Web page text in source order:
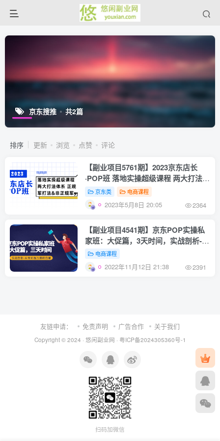
京东搜推 共2篇
排序 更新 浏览 点赞 评论
【副业项目5761期】2023京东店长
·POP班 落地实操超级课程 两大打法体
系 正规军&非正规军
京东类 电商课程
2023年5月8日 20:05 2364
【副业项目4541期】京东POP实操私
家班：大促篇，3天时间，实战剖析-从
零到百万爆款店铺
电商课程
2022年11月12日 21:38 2391
友链申请： 免责声明 广告合作 关于我们
Copyright © 2024 · 悠闲副业网 · 粤ICP备2024305360号-1
扫码加微信